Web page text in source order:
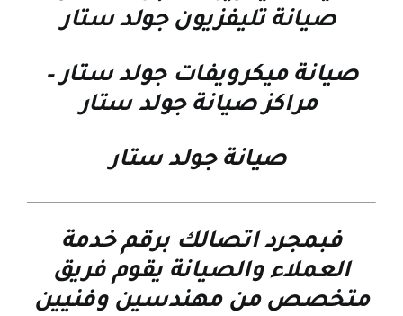
صيانة تليفزيون جولد ستار
صيانة ميكرويفات جولد ستار–
مراكز صيانة جولد ستار
صيانة جولد ستار
فبمجرد اتصالك برقم خدمة
العملاء والصيانة يقوم فريق
متخصص من مهندسين وفنيين